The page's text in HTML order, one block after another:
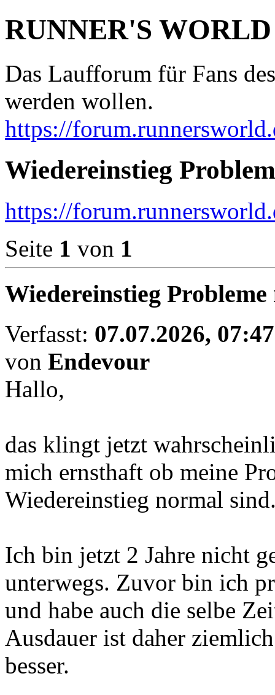
RUNNER'S WORLD
Das Laufforum für Fans
werden wollen.
https://
Wiedereinstieg
https://
Seite 1 von 1
Wiedereinstieg
Verfasst: 07.07.2026, 07:47
von Endevour
Hallo,
das klingt jetzt
mich ernsthaft ob meine
Wiedereinstieg normal
Ich bin jetzt 2 Jahre nicht
unterwegs. Zuvor bin ich
und habe auch die selbe
Ausdauer ist daher
besser.